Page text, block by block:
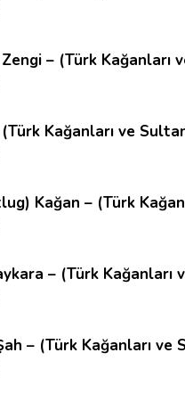
– (Türk Kağanları
Kağanları ve
Kağan – (Türk
– (Türk Kağanları
– (Türk Kağanları ve